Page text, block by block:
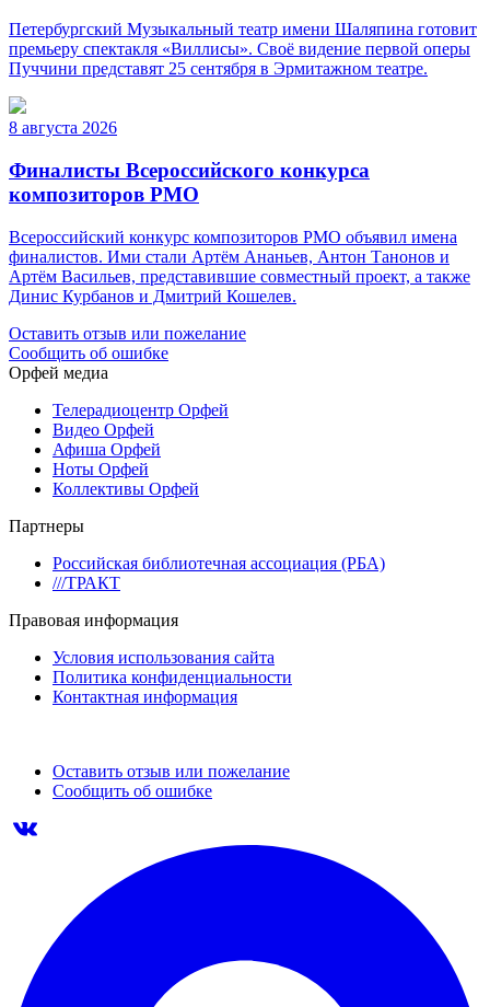
Петербургский Музыкальный театр имени Шаляпина готовит
премьеру спектакля «Виллисы». Своё видение первой оперы
Пуччини представят 25 сентября в Эрмитажном театре.
8 августа 2026
Финалисты Всероссийского конкурса
композиторов РМО
Всероссийский конкурс композиторов РМО объявил имена
финалистов. Ими стали Артём Ананьев, Антон Танонов и
Артём Васильев, представившие совместный проект, а также
Динис Курбанов и Дмитрий Кошелев.
Оставить отзыв или пожелание
Сообщить об ошибке
Орфей медиа
Телерадиоцентр Орфей
Видео Орфей
Афиша Орфей
Ноты Орфей
Коллективы Орфей
Партнеры
Российская библиотечная ассоциация (РБА)
///ТРАКТ
Правовая информация
Условия использования сайта
Политика конфиденциальности
Контактная информация
Оставить отзыв или пожелание
Сообщить об ошибке